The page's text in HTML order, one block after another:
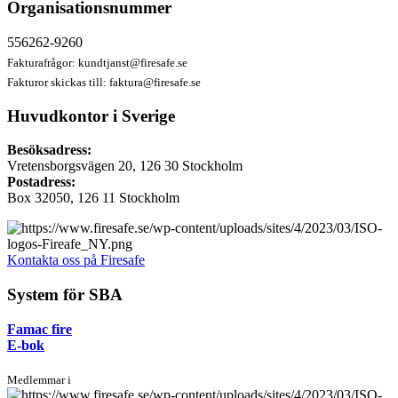
Organisationsnummer
556262-9260
Fakturafrågor: kundtjanst@firesafe.se
Fakturor skickas till: faktura@firesafe.se
Huvudkontor i Sverige
Besöksadress:
Vretensborgsvägen 20, 126 30 Stockholm
Postadress:
Box 32050, 126 11 Stockholm
Kontakta oss på Firesafe
System för SBA
Famac fire
E-bok
Medlemmar i